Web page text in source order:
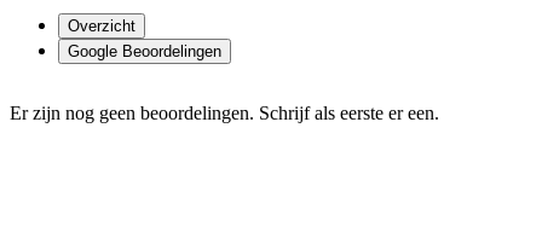
Overzicht
Google Beoordelingen
Er zijn nog geen beoordelingen. Schrijf als eerste er een.